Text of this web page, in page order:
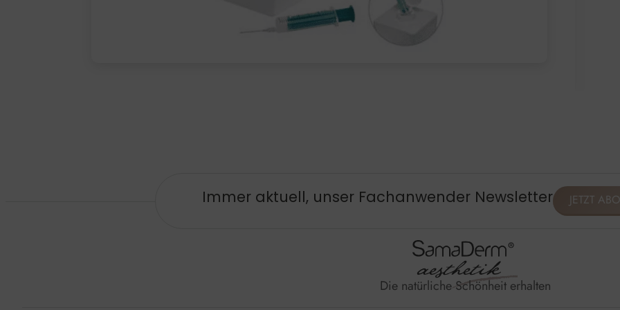
Immer aktuell, unser Fachanwender Newsletter JETZT
Die natürliche Schönheit erhalten